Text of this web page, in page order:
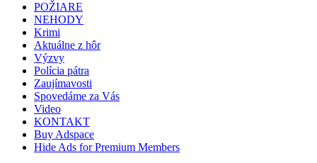
POŽIARE
NEHODY
Krimi
Aktuálne z hôr
Výzvy
Polícia pátra
Zaujímavosti
Spovedáme za Vás
Video
KONTAKT
Buy Adspace
Hide Ads for Premium Members